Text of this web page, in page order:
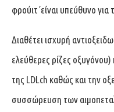
φρούιτ΄είναι υπεύθυνο
Διαθέτει ισχυρή
ελεύθερες ρίζες οξυγόνου)
της LDLch καθώς και την
συσσώρευση των